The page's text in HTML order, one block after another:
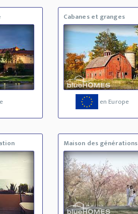
Cabanes et granges
en Europe
Maison des générations